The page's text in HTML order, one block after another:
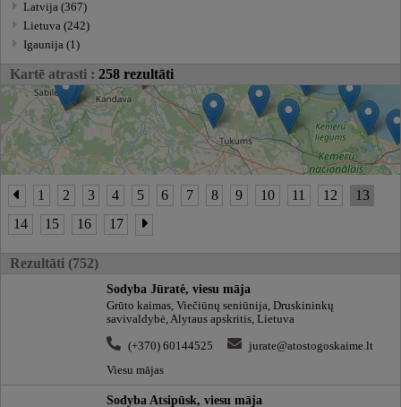
Latvija (367)
Lietuva (242)
Igaunija (1)
Kartē atrasti : 258 rezultāti
1 2 3 4 5 6 7 8 9 10 11 12
13
14
15 16 17
Rezultāti (752)
Sodyba Jūratė, viesu māja
Grūto kaimas, Viečiūnų seniūnija, Druskininkų
savivaldybė, Alytaus apskritis, Lietuva
(+370) 60144525
jurate@atostogoskaime.lt
Viesu mājas
Sodyba Atsipūsk, viesu māja